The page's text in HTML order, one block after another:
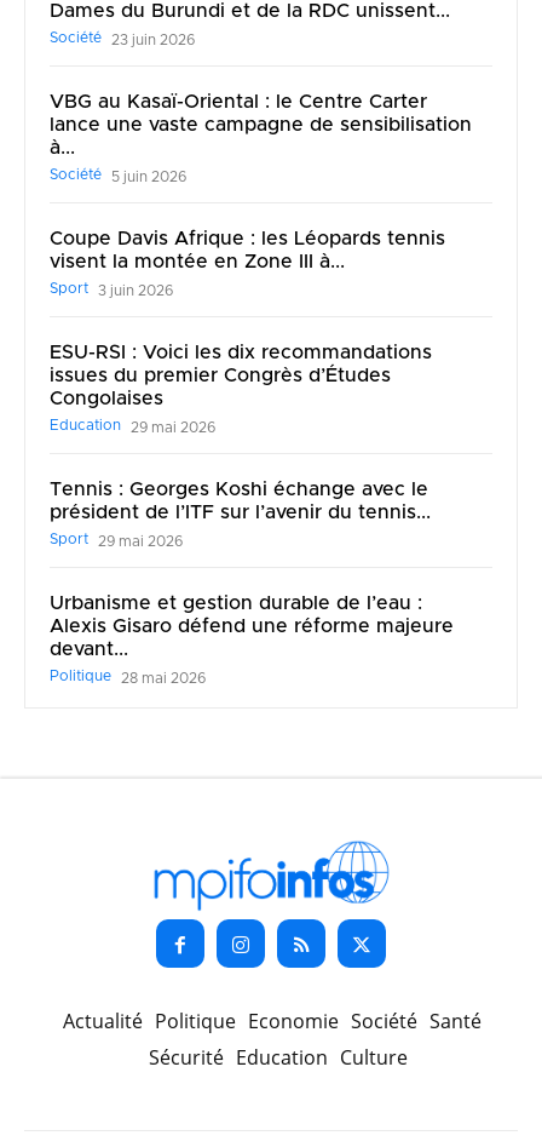
Dames du Burundi et de la RDC unissent...
Société 23 juin 2026
VBG au Kasaï-Oriental : le Centre Carter
lance une vaste campagne de sensibilisation
à...
Société 5 juin 2026
Coupe Davis Afrique : les Léopards tennis
visent la montée en Zone III à...
Sport 3 juin 2026
ESU-RSI : Voici les dix recommandations
issues du premier Congrès d’Études
Congolaises
Education 29 mai 2026
Tennis : Georges Koshi échange avec le
président de l’ITF sur l’avenir du tennis...
Sport 29 mai 2026
Urbanisme et gestion durable de l’eau :
Alexis Gisaro défend une réforme majeure
devant...
Politique 28 mai 2026
Actualité Politique Economie Société Santé
Sécurité Education Culture